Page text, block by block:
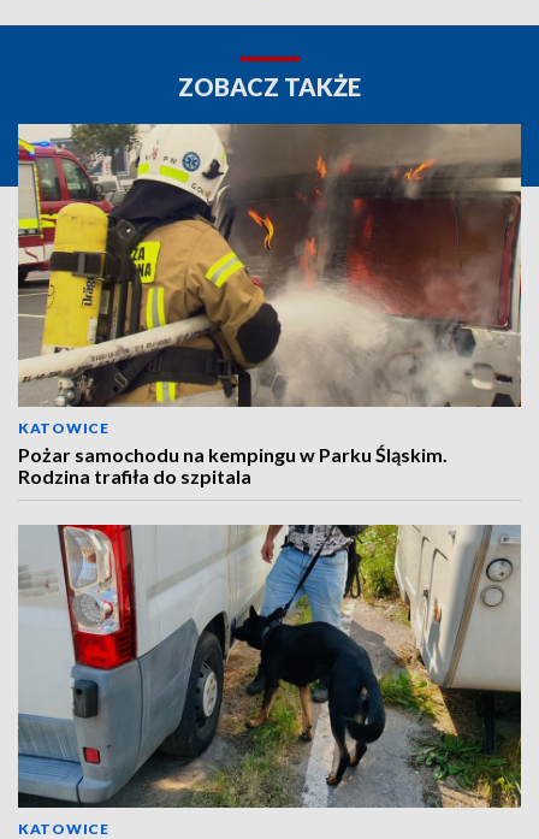
ZOBACZ TAKŻE
KATOWICE
Pożar samochodu na kempingu w Parku Śląskim.
Rodzina trafiła do szpitala
KATOWICE